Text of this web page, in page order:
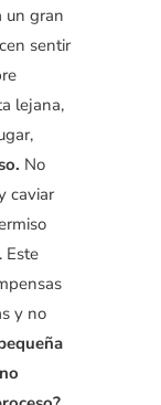
un gran
sentir
lejana,
No
caviar
Este
y no